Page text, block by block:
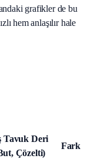
grafikler de bu
hem anlaşılır hale
Tavuk Deri
Çözelti)
Fark